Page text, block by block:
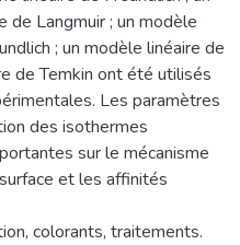
de Langmuir ; un modèle
; un modèle linéaire de
de Temkin ont été utilisés
Les paramètres
des isothermes
sur le mécanisme
et les affinités
colorants, traitements.